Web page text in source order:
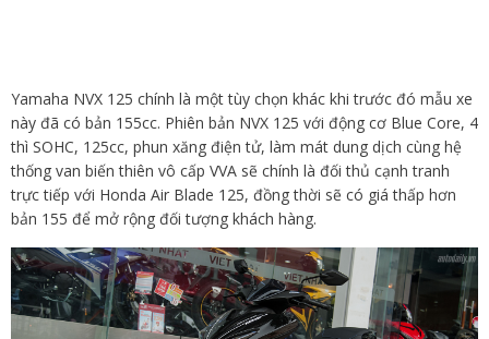
Yamaha NVX 125 chính là một tùy chọn khác khi trước đó mẫu xe
này đã có bản 155cc. Phiên bản NVX 125 với động cơ Blue Core, 4
thì SOHC, 125cc, phun xăng điện tử, làm mát dung dịch cùng hệ
thống van biến thiên vô cấp VVA sẽ chính là đối thủ cạnh tranh
trực tiếp với Honda Air Blade 125, đồng thời sẽ có giá thấp hơn
bản 155 để mở rộng đối tượng khách hàng.